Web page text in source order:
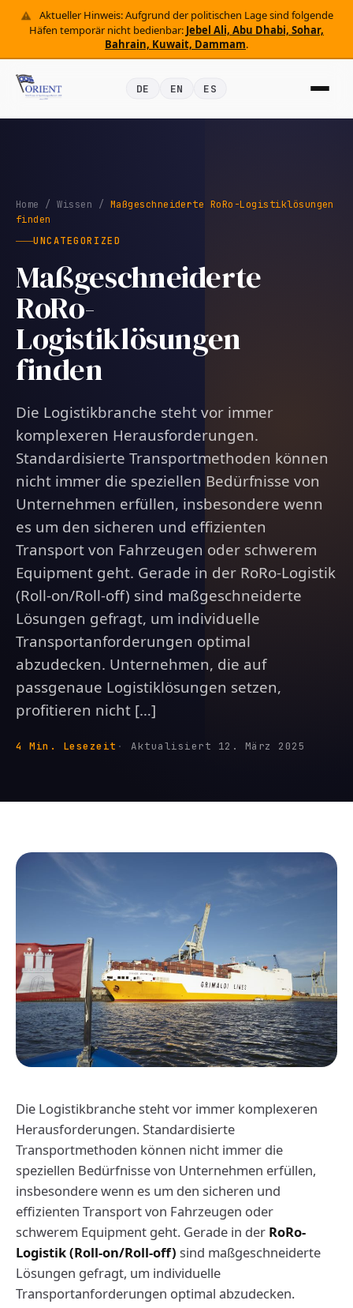
Aktueller Hinweis: Aufgrund der politischen Lage sind folgende
Häfen temporär nicht bedienbar: Jebel Ali, Abu Dhabi, Sohar,
Bahrain, Kuwait, Dammam.
DE EN ES
Home /Wissen / Maßgeschneiderte RoRo-Logistiklösungen
finden
UNCATEGORIZED
Maßgeschneiderte
RoRo-
Logistiklösungen
finden
Die Logistikbranche steht vor immer
komplexeren Herausforderungen.
Standardisierte Transportmethoden können
nicht immer die speziellen Bedürfnisse von
Unternehmen erfüllen, insbesondere wenn
es um den sicheren und effizienten
Transport von Fahrzeugen oder schwerem
Equipment geht. Gerade in der RoRo-Logistik
(Roll-on/Roll-off) sind maßgeschneiderte
Lösungen gefragt, um individuelle
Transportanforderungen optimal
abzudecken. Unternehmen, die auf
passgenaue Logistiklösungen setzen,
profitieren nicht […]
4 Min. Lesezeit Aktualisiert 12. März 2025
Die Logistikbranche steht vor immer komplexeren
Herausforderungen. Standardisierte
Transportmethoden können nicht immer die
speziellen Bedürfnisse von Unternehmen erfüllen,
insbesondere wenn es um den sicheren und
effizienten Transport von Fahrzeugen oder
schwerem Equipment geht. Gerade in der RoRo-
Logistik (Roll-on/Roll-off) sind maßgeschneiderte
Lösungen gefragt, um individuelle
Transportanforderungen optimal abzudecken.